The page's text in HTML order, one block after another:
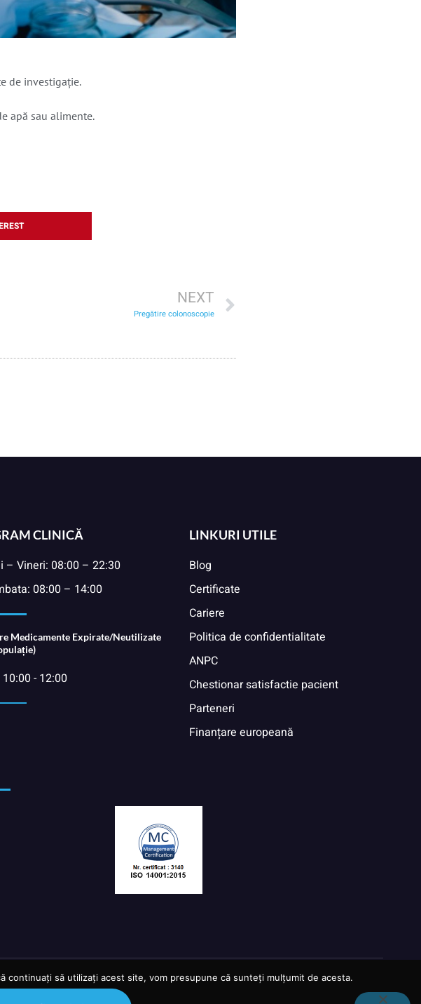
de investigație.
apă sau alimente.
NEXT
Pregătire colonoscopie
CLINICĂ
– Vineri: 08:00 – 22:30
08:00 – 14:00
Medicamente Expirate/Neutilizate
- 12:00
LINKURI UTILE
Blog
Certificate
Cariere
Politica de confidentialitate
ANPC
Chestionar satisfactie pacient
Parteneri
Finanțare europeană
continuați să utilizați acest site, vom presupune că sunteți mulțumit de acesta.